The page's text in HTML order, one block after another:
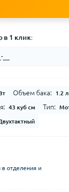
в 1 клик:
Объем бака: 1.2 л
43 куб см Тип:
в отделения и